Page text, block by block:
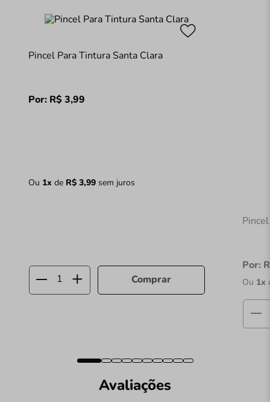
Pincel Para Tintura Santa Clara
Por: R$3,99
Ou 1x de R$ 3,99sem juros
Comprar
Por:
Ou 1x
Avaliações